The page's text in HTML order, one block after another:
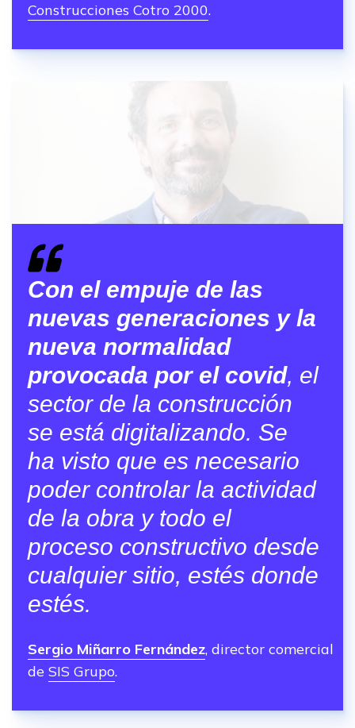
Construcciones Cotro 2000.
Con el empuje de las
nuevas generaciones y la
nueva normalidad
provocada por el covid, el
sector de la construcción
se está digitalizando. Se
ha visto que es necesario
poder controlar la actividad
de la obra y todo el
proceso constructivo desde
cualquier sitio, estés donde
estés.
Sergio Miñarro Fernández, director comercial
de SIS Grupo.